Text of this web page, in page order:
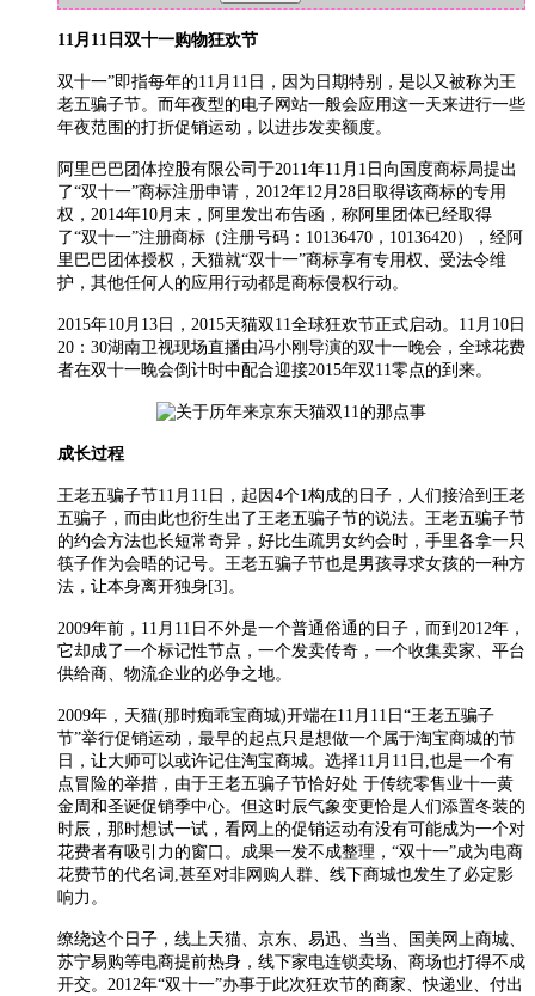
11月11日双十一购物狂欢节
双十一”即指每年的11月11日，因为日期特别，是以又被称为王
老五骗子节。而年夜型的电子网站一般会应用这一天来进行一些
年夜范围的打折促销运动，以进步发卖额度。
阿里巴巴团体控股有限公司于2011年11月1日向国度商标局提出
了“双十一”商标注册申请，2012年12月28日取得该商标的专用
权，2014年10月末，阿里发出布告函，称阿里团体已经取得
了“双十一”注册商标（注册号码：10136470，10136420），经阿
里巴巴团体授权，天猫就“双十一”商标享有专用权、受法令维
护，其他任何人的应用行动都是商标侵权行动。
2015年10月13日，2015天猫双11全球狂欢节正式启动。11月10日
20：30湖南卫视现场直播由冯小刚导演的双十一晚会，全球花费
者在双十一晚会倒计时中配合迎接2015年双11零点的到来。
成长过程
王老五骗子节11月11日，起因4个1构成的日子，人们接洽到王老
五骗子，而由此也衍生出了王老五骗子节的说法。王老五骗子节
的约会方法也长短常奇异，好比生疏男女约会时，手里各拿一只
筷子作为会晤的记号。王老五骗子节也是男孩寻求女孩的一种方
法，让本身离开独身[3]。
2009年前，11月11日不外是一个普通俗通的日子，而到2012年，
它却成了一个标记性节点，一个发卖传奇，一个收集卖家、平台
供给商、物流企业的必争之地。
2009年，天猫(那时痴乖宝商城)开端在11月11日“王老五骗子
节”举行促销运动，最早的起点只是想做一个属于淘宝商城的节
日，让大师可以或许记住淘宝商城。选择11月11日,也是一个有
点冒险的举措，由于王老五骗子节恰好处 于传统零售业十一黄
金周和圣诞促销季中心。但这时辰气象变更恰是人们添置冬装的
时辰，那时想试一试，看网上的促销运动有没有可能成为一个对
花费者有吸引力的窗口。成果一发不成整理，“双十一”成为电商
花费节的代名词,甚至对非网购人群、线下商城也发生了必定影
响力。
缭绕这个日子，线上天猫、京东、易迅、当当、国美网上商城、
苏宁易购等电商提前热身，线下家电连锁卖场、商场也打得不成
开交。2012年“双十一”办事于此次狂欢节的商家、快递业、付出